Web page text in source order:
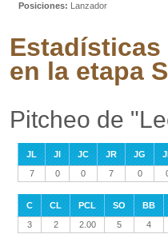
Posiciones: Lanzador
Estadísticas
en la etapa
Pitcheo de
JL JI JC JR JG
7
0 0 7 0
C CL PCL SO
BB
3
2 2.00 5 4